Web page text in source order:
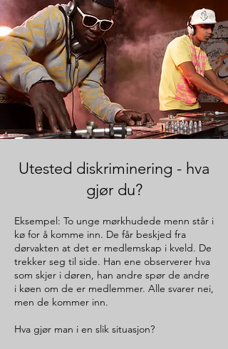
Utested diskriminering - hva
gjør du?
Eksempel: To unge mørkhudede menn står i
kø for å komme inn. De får beskjed fra
dørvakten at det er medlemskap i kveld. De
trekker seg til side. Han ene observerer hva
som skjer i døren, han andre spør de andre
i køen om de er medlemmer. Alle svarer nei,
men de kommer inn.
Hva gjør man i en slik situasjon?